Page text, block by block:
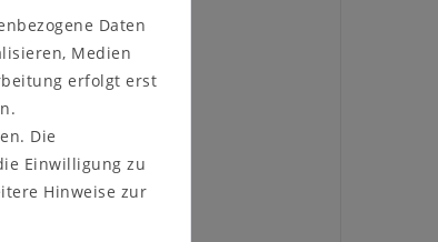
Gleitern)
Daten
Medien
erfolgt erst
Die
Einwilligung zu
Hinweise zur